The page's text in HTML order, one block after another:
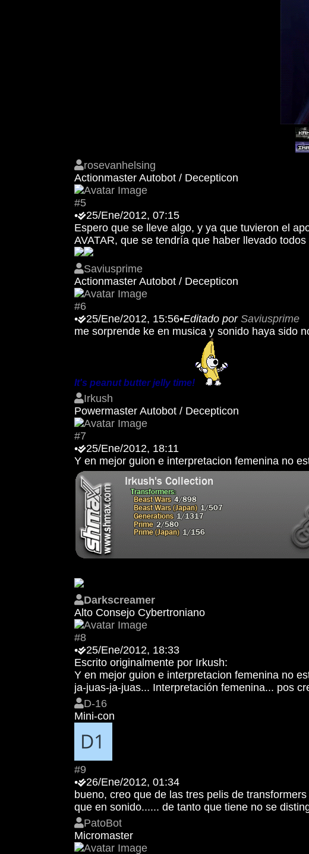
rosevanhelsing
Actionmaster Autobot / Decepticon
#5
•
25/Ene/2012, 07:15
Espero que se lleve algo, y ya que tuvieron el
AVATAR, que se tendría que haber llevado
Saviusprime
Actionmaster Autobot / Decepticon
#6
•
25/Ene/2012, 15:56•Editado por Saviusprime
me sorprende ke en musica y sonido haya sido
It's peanut butter jelly time!
Irkush
Powermaster Autobot / Decepticon
#7
•
25/Ene/2012, 18:11
Y en mejor guion e interpretacion femenina no
Darkscreamer
Alto Consejo Cybertroniano
#8
•
25/Ene/2012, 18:33
Escrito originalmente por Irkush:
Y en mejor guion e interpretacion femenina no
ja-juas-ja-juas... Interpretación femenina... pos
D-16
Mini-con
#9
•
26/Ene/2012, 01:34
bueno, creo que de las tres pelis de
que en sonido...... de tanto que tiene no se
PatoBot
Micromaster